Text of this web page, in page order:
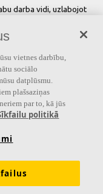
darba vidi, uzlabojot
darām.
vietnes darbību,
sociālo
datplūsmu.
plašsaziņas
par to, kā jūs
politikā